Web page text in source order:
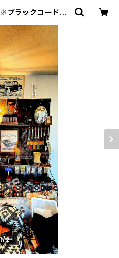
※ブラックコードバ
/2